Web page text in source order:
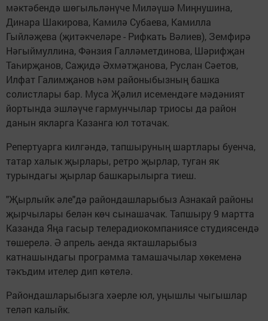
мәктәбендә шөгыльләнүче Миләүшә Миңнушина,
Динара Шакирова, Камилә Субаева, Камилла
Гыйләҗева (җитәкчеләре - Рифкать Вәлиев), Земфирә
Нәгыймуллина, Фәнзия Галләметдинова, Шәрифҗан
Таһирҗанов, Саҗидә Әхмәтҗанова, Руслан Сәетов,
Илфат Галимҗанов һәм районыбызның башка
солистлары бар. Муса Җәлил исемендәге мәдәният
йортында эшләүче гармунчылар триосы да район
данын якларга Казанга юл тотачак.
Репертуарга килгәндә, тапшыруның шартлары буенча,
татар халык җырлары, ретро җырлар, туган як
турындагы җырлар башкарылырга тиеш.
"Җырлыйк әле"дә райондашларыбыз Азнакай районы
җырчылары белән көч сынашачак. Тапшыру 9 мартта
Казанда Яңа гасыр телерадиокомпаниясе студиясендә
төшерелә. Ә апрель аенда якташларыбыз
катнашындагы программа тамашачылар хөкеменә
тәкъдим ителер дип көтелә.
Райондашларыбызга хәерле юл, уңышлы чыгышлар
теләп калыйк.